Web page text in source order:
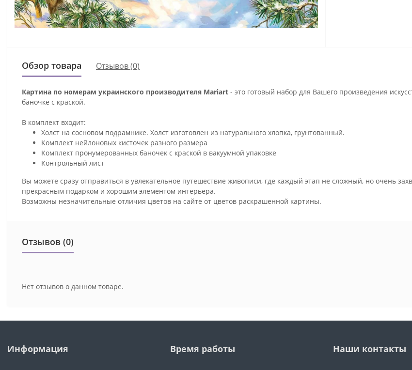
Обзор товара Отзывов (0)
Картина по номерам украинского производителя Mariart - это готовый набор для Вашего произведения
баночке с краской.
В комплект входит:
Холст на сосновом подрамнике. Холст изготовлен из натурального хлопка, грунтованный.
Комплект нейлоновых кисточек разного размера
Комплект пронумерованных баночек с краской в вакуумной упаковке
Контрольный лист
Вы можете сразу отправиться в увлекательное путешествие живописи, где каждый этап не сложный, но очень
прекрасным подарком и хорошим элементом интерьера.
Возможны незначительные отличия цветов на сайте от цветов раскрашенной картины.
Отзывов (0)
Нет отзывов о данном товаре.
Информация Время работы Наши контакты